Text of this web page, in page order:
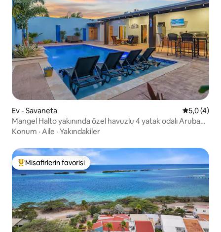
Ev - Savaneta 55,0 (4)
Mangel Halto yakınında özel havuzlu 4 yatak odalı Aruba
Villa
Konum · Aile · Yakındakiler
Misafirlerin favorilerinden en beğenilenler arasında
Misafirlerin favorisi